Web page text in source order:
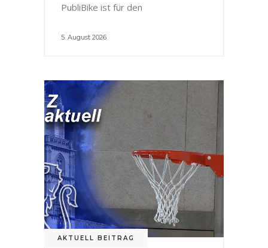
PubliBike ist für den
5. August 2026
AKTUELL BEITRAG